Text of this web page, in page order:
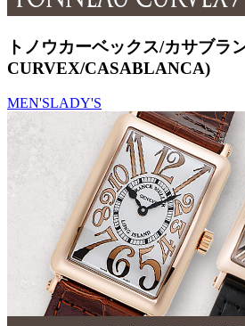
トノウカーベックス/カサブラ
CURVEX/CASABLANCA)
MEN'SLADY'S